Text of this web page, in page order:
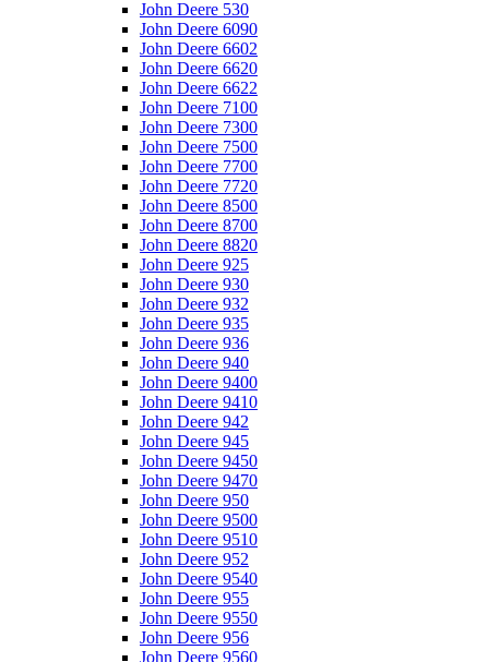
John Deere 530
John Deere 6090
John Deere 6602
John Deere 6620
John Deere 6622
John Deere 7100
John Deere 7300
John Deere 7500
John Deere 7700
John Deere 7720
John Deere 8500
John Deere 8700
John Deere 8820
John Deere 925
John Deere 930
John Deere 932
John Deere 935
John Deere 936
John Deere 940
John Deere 9400
John Deere 9410
John Deere 942
John Deere 945
John Deere 9450
John Deere 9470
John Deere 950
John Deere 9500
John Deere 9510
John Deere 952
John Deere 9540
John Deere 955
John Deere 9550
John Deere 956
John Deere 9560